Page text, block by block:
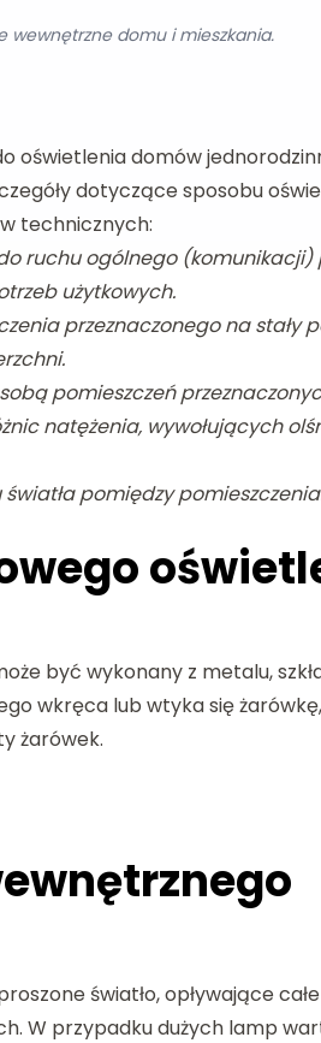
wewnętrzne domu i mieszkania.
oświetlenia domów
dotyczące sposobu
technicznych:
ruchu ogólnego
użytkowych.
przeznaczonego na
pomieszczeń
natężenia, wywołujących
światła pomiędzy
być wykonany z metalu,
wkręca lub wtyka się
żarówek.
światło, opływające
W przypadku dużych lamp